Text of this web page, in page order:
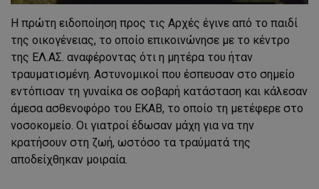
Η πρώτη ειδοποίηση προς τις Αρχές έγινε από το παιδί
της οικογένειας, το οποίο επικοινώνησε με το κέντρο
της ΕΛ.ΑΣ. αναφέροντας ότι η μητέρα του ήταν
τραυματισμένη. Αστυνομικοί που έσπευσαν στο σημείο
εντόπισαν τη γυναίκα σε σοβαρή κατάσταση και κάλεσαν
άμεσα ασθενοφόρο του ΕΚΑΒ, το οποίο τη μετέφερε στο
νοσοκομείο. Οι γιατροί έδωσαν μάχη για να την
κρατήσουν στη ζωή, ωστόσο τα τραύματά της
αποδείχθηκαν μοιραία.